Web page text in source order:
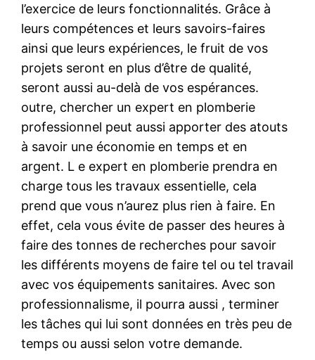
l’exercice de leurs fonctionnalités. Grâce à
leurs compétences et leurs savoirs-faires
ainsi que leurs expériences, le fruit de vos
projets seront en plus d’être de qualité,
seront aussi au-delà de vos espérances.
outre, chercher un expert en plomberie
professionnel peut aussi apporter des atouts
à savoir une économie en temps et en
argent. L e expert en plomberie prendra en
charge tous les travaux essentielle, cela
prend que vous n’aurez plus rien à faire. En
effet, cela vous évite de passer des heures à
faire des tonnes de recherches pour savoir
les différents moyens de faire tel ou tel travail
avec vos équipements sanitaires. Avec son
professionnalisme, il pourra aussi , terminer
les tâches qui lui sont données en très peu de
temps ou aussi selon votre demande.